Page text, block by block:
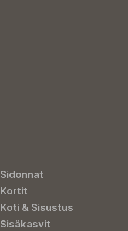
Sidonnat
Kortit
Koti & Sisustus
Sisäkasvit